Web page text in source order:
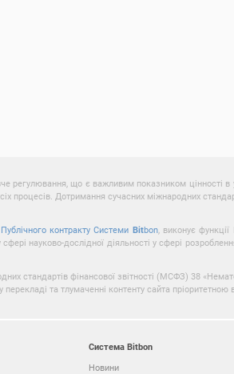
регулювання, що є важливим показником цінності в
процесів. Дотримання сучасних міжнародних
Публічного контракту Системи Bitbon, виконує
науково-дослідної діяльності у сфері
стандартів фінансової звітності (МСФЗ) 38
та тлумаченні контенту сайта пріоритетною
Система Bitbon
Новини